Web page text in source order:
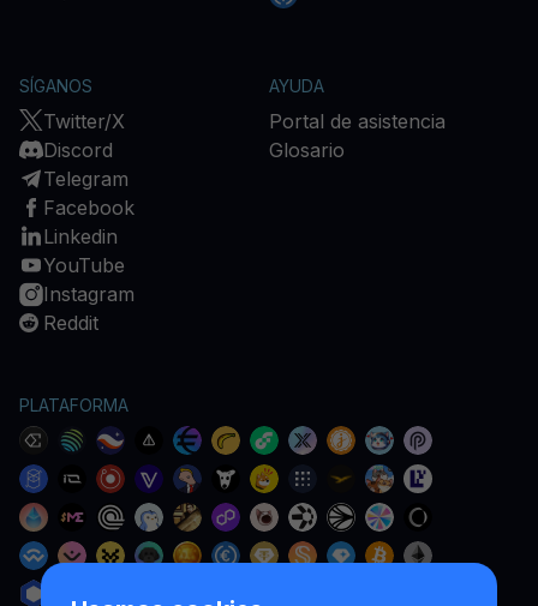
SÍGANOS
Twitter/X
Discord
Telegram
Facebook
Linkedin
YouTube
Instagram
Reddit
AYUDA
Portal de asistencia
Glosario
PLATAFORMA